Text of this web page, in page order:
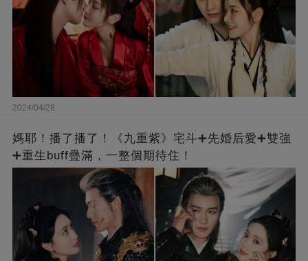
2024/04/28
媽耶！播了播了！《九重紫》宅斗➕先婚后愛➕雙強
➕重生buff疊滿，一整個期待住！